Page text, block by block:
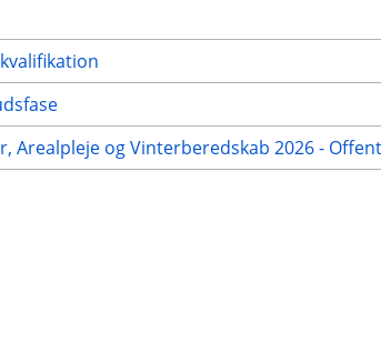
Arealpleje og Vinterberedskab 2026 -